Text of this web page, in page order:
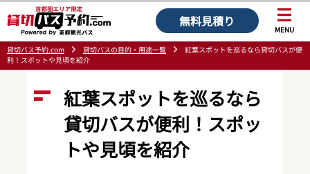
無料見積り
MENU
貸切バス予約.com
貸切バスの目的・用途一覧
紅葉スポットを巡るなら貸切バスが便
利！スポットや見頃を紹介
紅葉スポットを巡るなら
貸切バスが便利！スポッ
トや見頃を紹介